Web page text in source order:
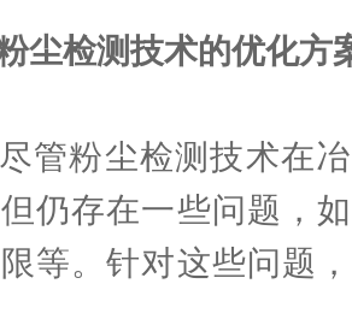
尘检测技术的优化方
粉尘检测技术在冶
仍存在一些问题，
等。针对这些问题